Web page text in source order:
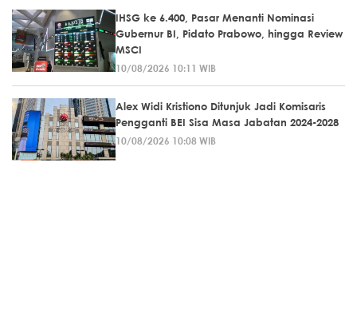
IHSG ke 6.400, Pasar Menanti Nominasi
Gubernur BI, Pidato Prabowo, hingga Review
MSCI
10/08/2026 10:11 WIB
Alex Widi Kristiono Ditunjuk Jadi Komisaris
Pengganti BEI Sisa Masa Jabatan 2024-2028
10/08/2026 10:08 WIB